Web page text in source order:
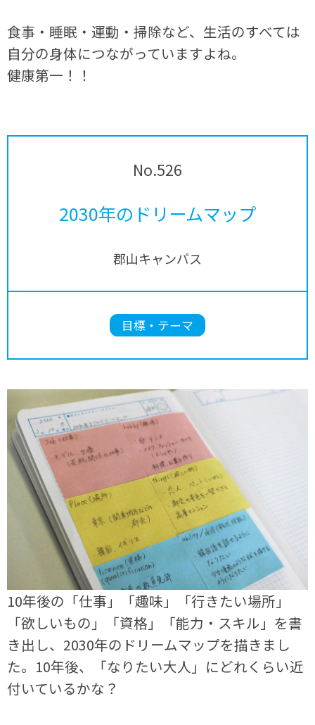
食事・睡眠・運動・掃除など、生活のすべては
自分の身体につながっていますよね。
健康第一！！
No.526
2030年のドリームマップ
郡山キャンパス
目標・テーマ
10年後の「仕事」「趣味」「行きたい場所」
「欲しいもの」「資格」「能力・スキル」を書
き出し、2030年のドリームマップを描きまし
た。10年後、「なりたい大人」にどれくらい近
付いているかな？